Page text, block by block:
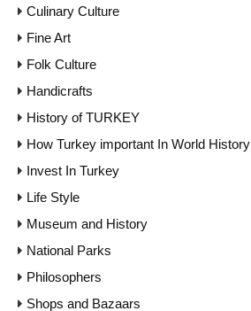
Culinary Culture
Fine Art
Folk Culture
Handicrafts
History of TURKEY
How Turkey important In World History
Invest In Turkey
Life Style
Museum and History
National Parks
Philosophers
Shops and Bazaars